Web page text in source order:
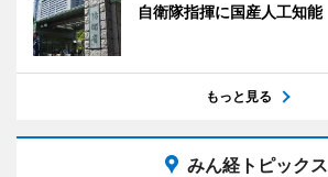
自衛隊指揮に国産人工知能
もっと見る
みん経トピックス